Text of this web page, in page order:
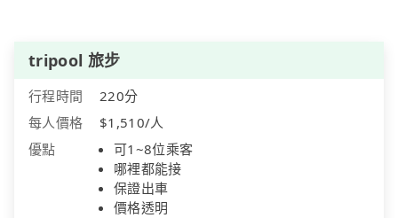
tripool 旅步
行程時間
220分
每人價格
$1,510/人
優點
可1~8位乘客
哪裡都能接
保證出車
價格透明